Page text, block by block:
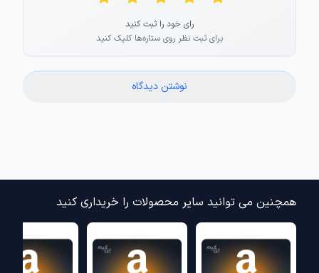
نوشتن دیدگاه
رای خود را ثبت کنید
برای ثبت نظر روی ستاره‌ها کلیک کنید
همچنین می توانید سایر محصولات را خریداری کنید